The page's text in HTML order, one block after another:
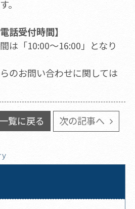
。
話受付時間】
は「10:00～16:00」となり
のお問い合わせに関しては
一覧に戻る 次の記事へ